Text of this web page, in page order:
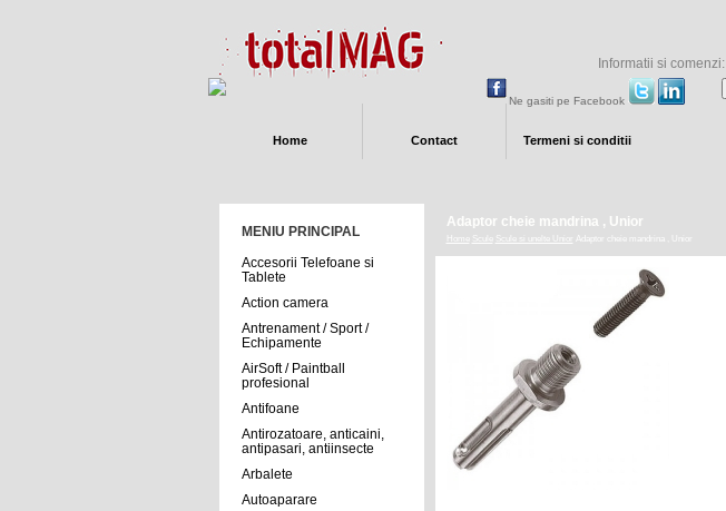
Informatii si comenzi:
Ne gasiti pe Facebook
Home Contact Termeni si conditii
MENIU PRINCIPAL
Accesorii Telefoane si
Tablete
Action camera
Antrenament / Sport /
Echipamente
AirSoft / Paintball
profesional
Antifoane
Antirozatoare, anticaini,
antipasari, antiinsecte
Arbalete
Autoaparare
Adaptor cheie mandrina , Unior
Scule Scule si unelte Unior Adaptor cheie mandrina , Unior